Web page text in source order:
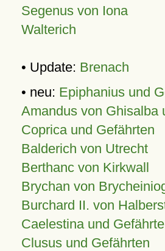
Segenus von Iona
Walterich
• Update: Brenach
• neu: Epiphanius und
Amandus von Ghisalba
Coprica und Gefährten
Balderich von Utrecht
Berthanc von Kirkwall
Brychan von
Burchard II. von
Caelestina und
Clusus und Gefährten